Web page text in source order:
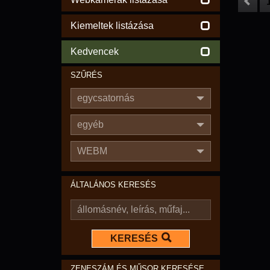
Kiemeltek listázása
Kedvencek
SZŰRÉS
egycsatornás
egyéb
WEBM
ÁLTALÁNOS KERESÉS
KERESÉS